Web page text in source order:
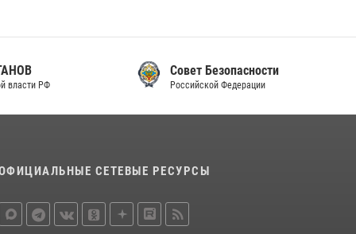
30 июля 2026, 08:00 1
В Челябинске росгвардейцы задержали
злоумышленников, напавших на бригаду
конференция по обобщению боевого опыта
Совет Безопасности
Российской Федерации
СЕТЕВЫЕ РЕСУРСЫ